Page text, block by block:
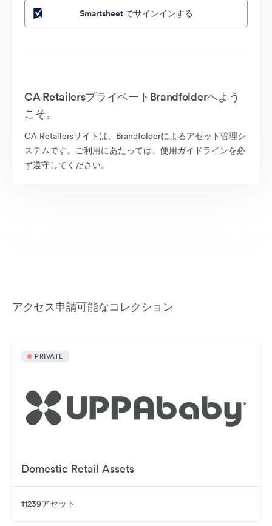
Smartsheet でサインインする
CA RetailersプライベートBrandfolderへよう
こそ。
CA Retailersサイトは、Brandfolderによるアセット管理シ
ステムです。ご利用にあたっては、使用ガイドラインを必
ず遵守してください。
アクセス申請可能なコレクション
PRIVATE
Domestic Retail Assets
11239アセット